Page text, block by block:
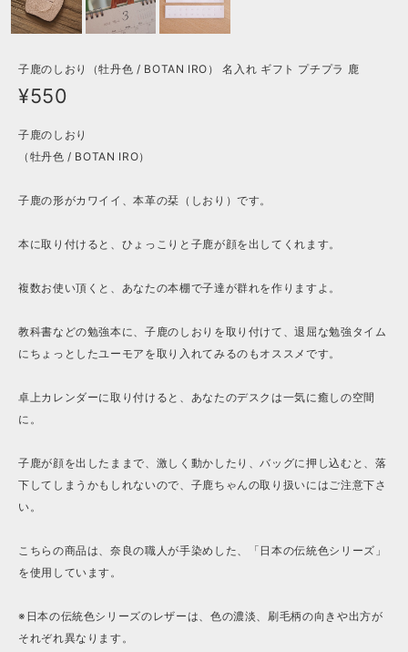
子鹿のしおり（牡丹色 / BOTAN IRO） 名入れ ギフト プチプラ 鹿
¥550
子鹿のしおり
（牡丹色 / BOTAN IRO）
子鹿の形がカワイイ、本革の栞（しおり）です。
本に取り付けると、ひょっこりと子鹿が顔を出してくれます。
複数お使い頂くと、あなたの本棚で子達が群れを作りますよ。
教科書などの勉強本に、子鹿のしおりを取り付けて、退屈な勉強タイム
にちょっとしたユーモアを取り入れてみるのもオススメです。
卓上カレンダーに取り付けると、あなたのデスクは一気に癒しの空間
に。
子鹿が顔を出したままで、激しく動かしたり、バッグに押し込むと、落
下してしまうかもしれないので、子鹿ちゃんの取り扱いにはご注意下さ
い。
こちらの商品は、奈良の職人が手染めした、「日本の伝統色シリーズ」
を使用しています。
※日本の伝統色シリーズのレザーは、色の濃淡、刷毛柄の向きや出方が
それぞれ異なります。